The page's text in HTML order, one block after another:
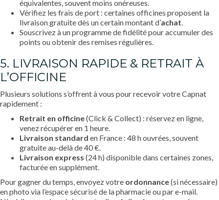
équivalentes, souvent moins onéreuses.
Vérifiez les frais de port : certaines officines proposent la
livraison gratuite dès un certain montant d’achat.
Souscrivez à un programme de fidélité pour accumuler des
points ou obtenir des remises régulières.
5. LIVRAISON RAPIDE & RETRAIT À
L’OFFICINE
Plusieurs solutions s’offrent à vous pour recevoir votre Capnat
rapidement :
Retrait en officine(Click & Collect) : réservez en ligne,
venez récupérer en 1 heure.
Livraison standard en France : 48 h ouvrées, souvent
gratuite au-delà de 40 €.
Livraison express (24 h) disponible dans certaines zones,
facturée en supplément.
Pour gagner du temps, envoyez votre ordonnance(si nécessaire)
en photo via l’espace sécurisé de la pharmacie ou par e-mail.